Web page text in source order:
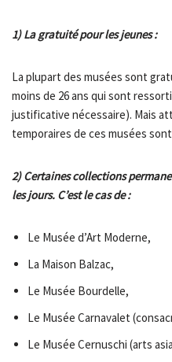
1) La gratuité pour les jeunes :
La plupart des musées sont
moins de 26 ans qui sont
justificative nécessaire). Mais
temporaires de ces musées
2) Certaines collections
les jours. C’est le cas de :
Le Musée d’Art Moderne,
La Maison Balzac,
Le Musée Bourdelle,
Le Musée Carnavalet
Le Musée Cernuschi (arts